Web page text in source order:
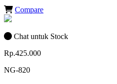
Compare
Chat untuk Stock
Rp.425.000
NG-820